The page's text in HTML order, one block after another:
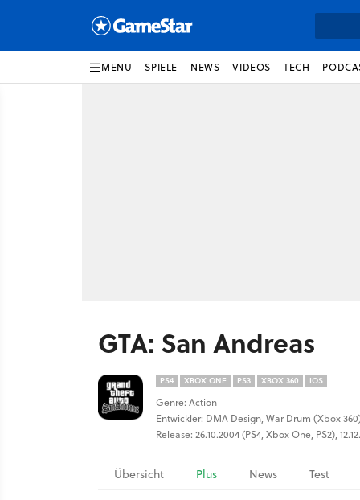
MENU SPIELE NEWS VIDEOS TECH
GTA: San Andreas
PS4 XBOX ONE PS3 XBOX 360 IOS
Genre: Action
Entwickler: DMA Design, War Drum (Xbox
Release: 26.10.2004 (PS4, Xbox One, PS2),
Übersicht Plus News Test